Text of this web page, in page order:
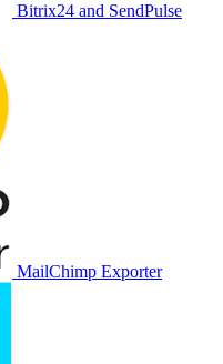
Bitrix24 and SendPulse
MailChimp Exporter